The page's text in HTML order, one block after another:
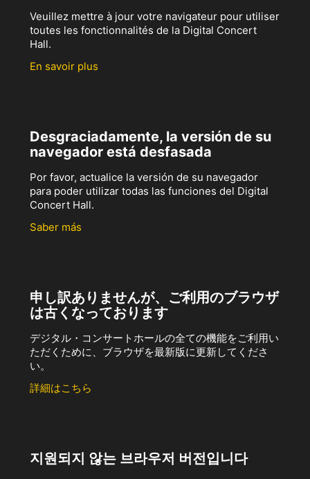
Veuillez mettre à jour votre navigateur pour utiliser
toutes les fonctionnalités de la Digital Concert
Hall.
En savoir plus
Desgraciadamente, la versión de su
navegador está desfasada
Por favor, actualice la versión de su navegador
para poder utilizar todas las funciones del Digital
Concert Hall.
Saber más
申し訳ありませんが、ご利用のブラウザ
は古くなっております
デジタル・コンサートホールの全ての機能をご利用い
ただくために、ブラウザを最新版に更新してくださ
い。
詳細はこちら
지원되지 않는 브라우저 버전입니다